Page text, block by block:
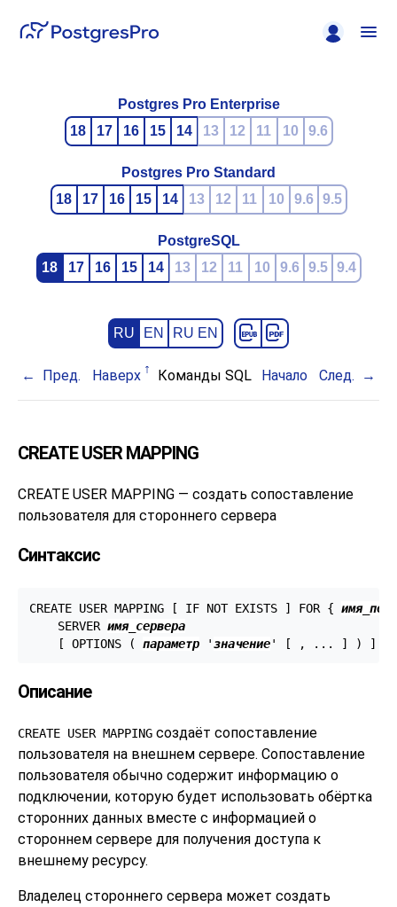
Postgres Pro Enterprise
18
17 16 15 14 13 12 11 10 9.6
Postgres Pro Standard
18
17 16 15 14 13 12 11 10 9.6 9.5
PostgreSQL
18
17 16 15 14 13 12 11 10 9.6 9.5 9.4
RU EN RU EN
Пред. Наверх Команды SQL Начало След.
CREATE USER MAPPING
CREATE USER MAPPING — создать сопоставление
пользователя для стороннего сервера
Синтаксис
CREATE USER MAPPING [ IF NOT EXISTS ] FOR {
    SERVER
имя_сервера
    [ OPTIONS (
параметр 'значение' [ , ... ] ) ]
Описание
CREATE USER MAPPING создаёт сопоставление
пользователя на внешнем сервере. Сопоставление
пользователя обычно содержит информацию о
подключении, которую будет использовать обёртка
сторонних данных вместе с информацией о
стороннем сервере для получения доступа к
внешнему ресурсу.
Владелец стороннего сервера может создать